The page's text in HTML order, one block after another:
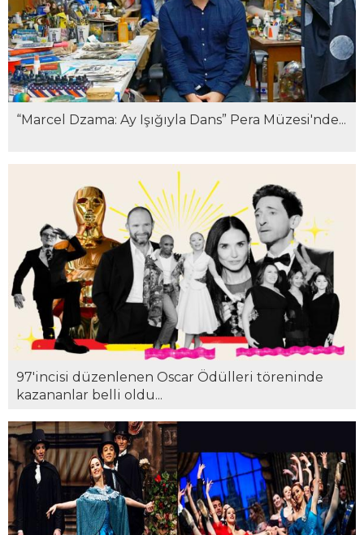
“Marcel Dzama: Ay Işığıyla Dans” Pera Müzesi'nde...
97'incisi düzenlenen Oscar Ödülleri töreninde
kazananlar belli oldu...